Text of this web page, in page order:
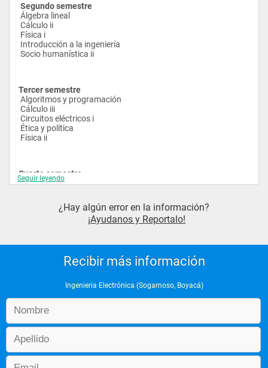
automatización industrial y telecomunicaciones tanto a
nivel técnico como universitario.
Segundo semestre
Álgebra lineal
Cálculo ii
Física i
Introducción a la ingeniería
Socio humanística ii
Tercer semestre
Algoritmos y programación
Cálculo iii
Circuitos eléctricos i
Ética y política
Física ii
Cuarto semestre
Cálculo iv
Electrónica i
Medidas eléctricas
Quinto semestre
Electrónica experimental i
Física iv
Matemáticas especiales
Probabilidad y estadística
Seguir leyendo
¿Hay algún error en la información?
¡Ayudanos y Reportalo!
Recibir más información
Ingenieria Electrónica (Sogamoso, Boyacá)